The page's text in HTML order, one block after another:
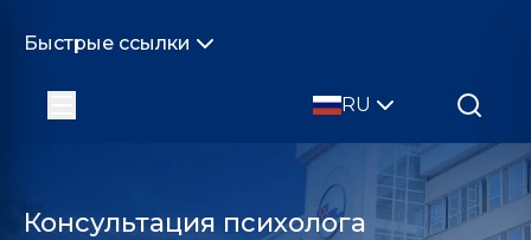
Быстрые ссылки
RU
Консультация психолога